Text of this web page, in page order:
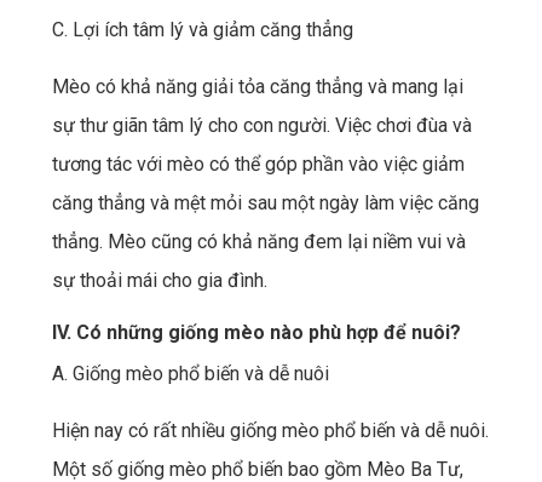
C. Lợi ích tâm lý và giảm căng thẳng
Mèo có khả năng giải tỏa căng thẳng và mang lại
sự thư giãn tâm lý cho con người. Việc chơi đùa và
tương tác với mèo có thể góp phần vào việc giảm
căng thẳng và mệt mỏi sau một ngày làm việc căng
thẳng. Mèo cũng có khả năng đem lại niềm vui và
sự thoải mái cho gia đình.
IV. Có những giống mèo nào phù hợp để nuôi?
A. Giống mèo phổ biến và dễ nuôi
Hiện nay có rất nhiều giống mèo phổ biến và dễ nuôi.
Một số giống mèo phổ biến bao gồm Mèo Ba Tư,